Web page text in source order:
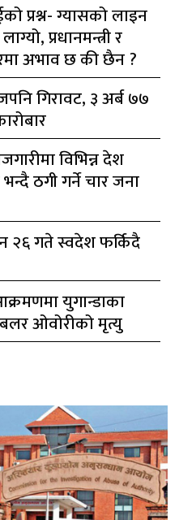
प्रश्न- ग्यासको लाइन
प्रधानमन्त्री र
अभाव छ की छैन ?
गिरावट, ३ अर्ब ७७
विभिन्न देश
ठगी गर्ने चार जना
२६ गते स्वदेश फर्किदै
युगान्डाका
ओवोरीको मृत्यु